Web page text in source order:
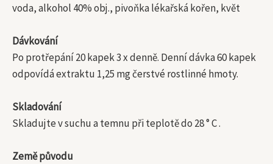
voda, alkohol 40% obj., pivoňka lékařská kořen, květ
Dávkování
Po protřepání 20 kapek 3 x denně. Denní dávka 60 kapek
odpovídá extraktu 1,25 mg čerstvé rostlinné hmoty.
Skladování
Skladujte v suchu a temnu při teplotě do 28 ° C .
Země původu